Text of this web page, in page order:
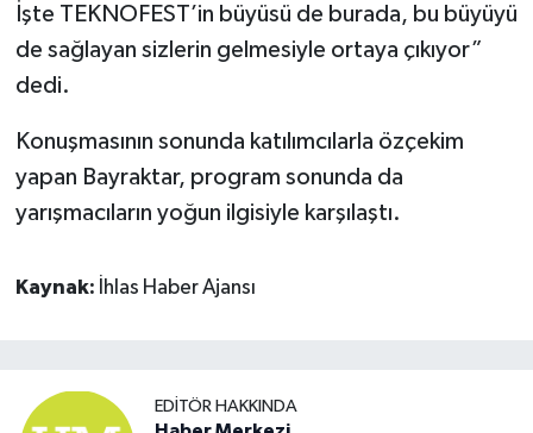
İşte TEKNOFEST’in büyüsü de burada, bu büyüyü
de sağlayan sizlerin gelmesiyle ortaya çıkıyor”
dedi.
Konuşmasının sonunda katılımcılarla özçekim
yapan Bayraktar, program sonunda da
yarışmacıların yoğun ilgisiyle karşılaştı.
Kaynak: İhlas Haber Ajansı
EDITÖR HAKKINDA